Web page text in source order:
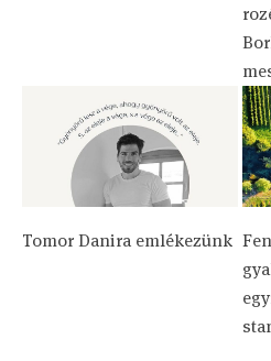
Tomor Danira emlékezünk